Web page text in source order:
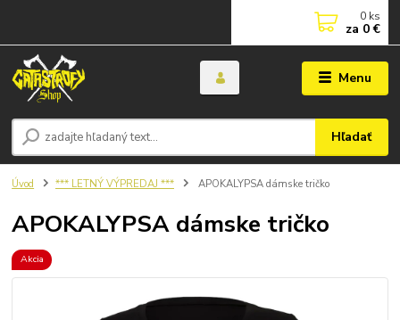
Menu
Hľadať
0 ks
za 0 €
Úvod *** LETNÝ VÝPREDAJ *** APOKALYPSA dámske tričko
APOKALYPSA dámske tričko
Akcia